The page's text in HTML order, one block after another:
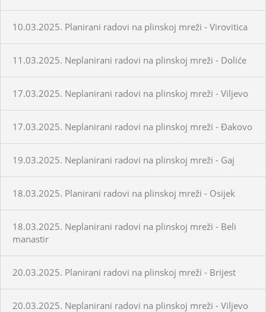
10.03.2025. Planirani radovi na plinskoj mreži - Virovitica
11.03.2025. Neplanirani radovi na plinskoj mreži - Doliće
17.03.2025. Neplanirani radovi na plinskoj mreži - Viljevo
17.03.2025. Neplanirani radovi na plinskoj mreži - Đakovo
19.03.2025. Neplanirani radovi na plinskoj mreži - Gaj
18.03.2025. Planirani radovi na plinskoj mreži - Osijek
18.03.2025. Neplanirani radovi na plinskoj mreži - Beli
manastir
20.03.2025. Planirani radovi na plinskoj mreži - Brijest
20.03.2025. Neplanirani radovi na plinskoj mreži - Viljevo